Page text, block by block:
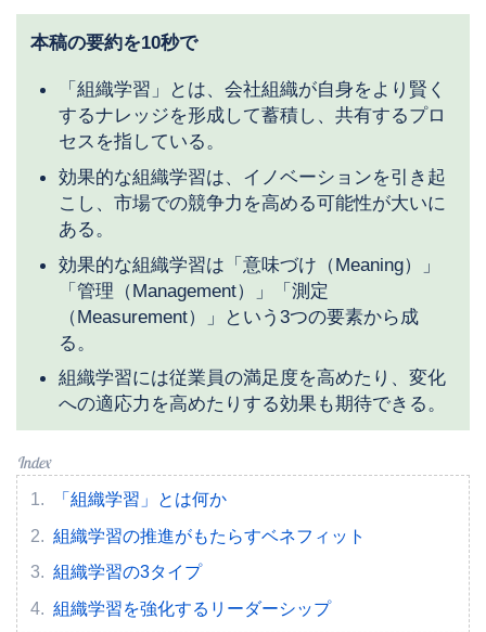
本稿の要約を10秒で
「組織学習」とは、会社組織が自身をより賢く
するナレッジを形成して蓄積し、共有するプロ
セスを指している。
効果的な組織学習は、イノベーションを引き起
こし、市場での競争力を高める可能性が大いに
ある。
効果的な組織学習は「意味づけ（Meaning）」
「管理（Management）」「測定
（Measurement）」という3つの要素から成
る。
組織学習には従業員の満足度を高めたり、変化
への適応力を高めたりする効果も期待できる。
「組織学習」とは何か
組織学習の推進がもたらすベネフィット
組織学習の3タイプ
組織学習を強化するリーダーシップ